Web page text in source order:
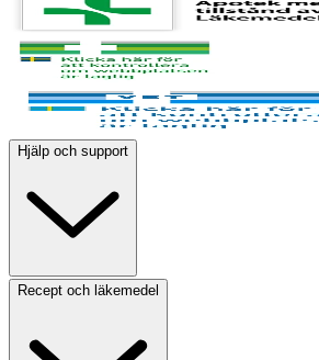
Hjälp och support
Recept och läkemedel